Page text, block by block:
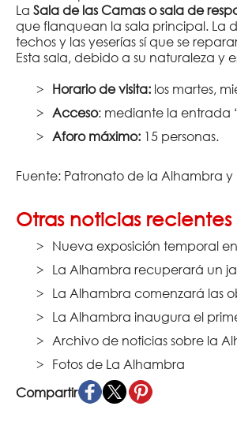
LaSala de las Camas o sala de
que flanquean la sala principal. La
techos y las yeserías sí que se
Esta sala, debido a su naturaleza y
Horario de visita: los martes,
Acceso: mediante la entrada
Aforo máximo: 15 personas.
Fuente: Patronato de la Alhambra y
Otras noticias recientes
Nueva exposición temporal
La Alhambra recuperará un
La Alhambra comenzará las
La Alhambra inaugura el
Archivo de noticias sobre la
Fotos de La Alhambra
Compartir